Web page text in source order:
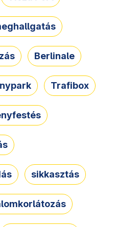
Berlinale
Trafibox
sikkasztás